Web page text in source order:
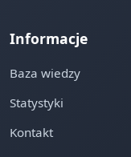
Informacje
Baza wiedzy
Statystyki
Kontakt